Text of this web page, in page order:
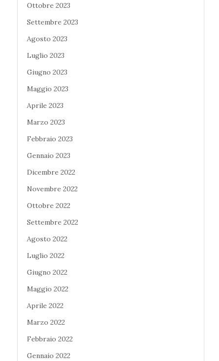
Ottobre 2023
Settembre 2023
Agosto 2023
Luglio 2023
Giugno 2023
Maggio 2023
Aprile 2023
Marzo 2023
Febbraio 2023
Gennaio 2023
Dicembre 2022
Novembre 2022
Ottobre 2022
Settembre 2022
Agosto 2022
Luglio 2022
Giugno 2022
Maggio 2022
Aprile 2022
Marzo 2022
Febbraio 2022
Gennaio 2022